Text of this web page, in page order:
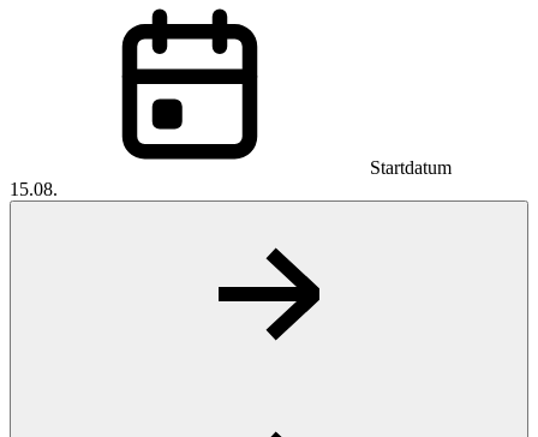
Startdatum
15.08.